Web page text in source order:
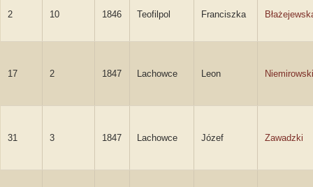
2 10 1846 Teofilpol Franciszka
17 2 1847 Lachowce Leon Niemirowski
31 3 1847 Lachowce Józef Zawadzki